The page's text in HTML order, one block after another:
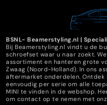
BSNL- Beamerstyling.nl |
Bij Beamerstyling.nl vindt u de
schroefset waar u naar zoekt.
assortiment en hanteren grote
Zwaag (Noord-Holland). In ons
aftermarket onderdelen.
eenvoudig per serie om alle
MINI te vinden in de webshop.
om contact op te nemen met